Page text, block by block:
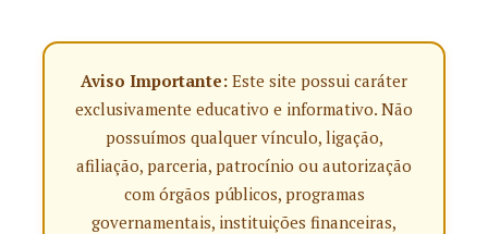
Aviso Importante: Este site possui caráter
exclusivamente educativo e informativo. Não
possuímos qualquer vínculo, ligação,
afiliação, parceria, patrocínio ou autorização
com órgãos públicos, programas
governamentais, instituições financeiras,